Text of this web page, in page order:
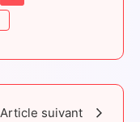
Article suivant